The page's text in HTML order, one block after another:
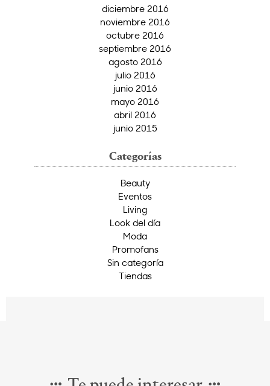
diciembre 2016
noviembre 2016
octubre 2016
septiembre 2016
agosto 2016
julio 2016
junio 2016
mayo 2016
abril 2016
junio 2015
Categorías
Beauty
Eventos
Living
Look del día
Moda
Promofans
Sin categoría
Tiendas